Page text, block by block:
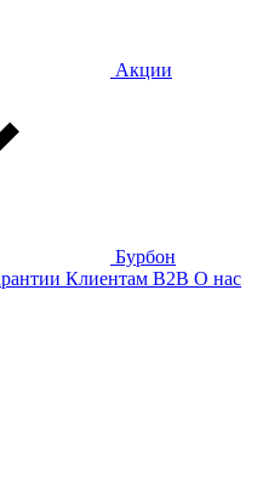
Акции
Бурбон
Клиентам B2B О нас